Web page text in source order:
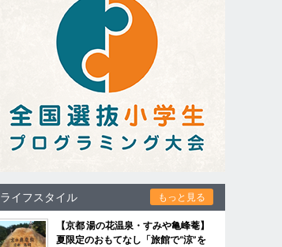
ライフスタイル もっと見る
【京都 湯の花温泉・すみや亀峰菴】
夏限定のおもてなし「旅館で“涼”を